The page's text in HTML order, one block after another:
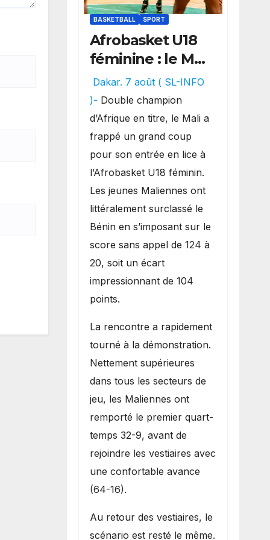
BASKETBALL SPORT
Afrobasket U18
féminine : le Mali
réalise un
véritable festival
offensif et
inflige une
lourde défaite
au Bénin.
Dakar. 7 août ( SL-INFO
)- Double champion
d’Afrique en titre, le Mali a
frappé un grand coup
pour son entrée en lice à
l’Afrobasket U18 féminin.
Les jeunes Maliennes ont
littéralement surclassé le
Bénin en s’imposant sur le
score sans appel de 124 à
20, soit un écart
impressionnant de 104
points.
La rencontre a rapidement
tourné à la démonstration.
Nettement supérieures
dans tous les secteurs de
jeu, les Maliennes ont
remporté le premier quart-
temps 32-9, avant de
rejoindre les vestiaires avec
une confortable avance
(64-16).
Au retour des vestiaires, le
scénario est resté le même.